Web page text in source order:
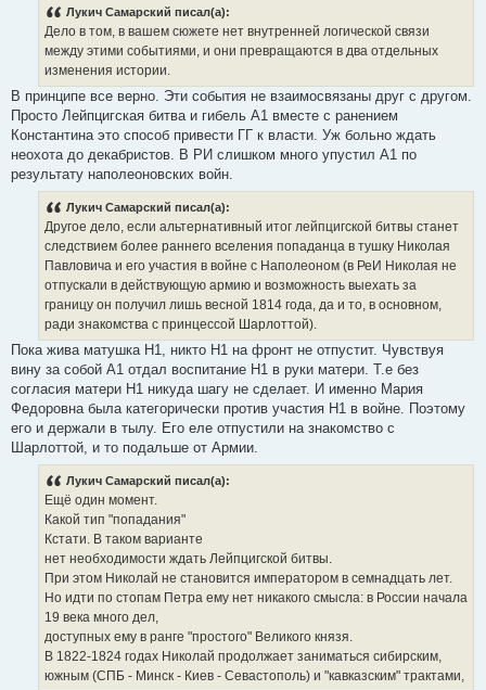
Лукич Самарский писал(а):
Дело в том, в вашем сюжете нет внутренней логической связи
между этими событиями, и они превращаются в два отдельных
изменения истории.
В принципе все верно. Эти события не взаимосвязаны друг с другом.
Просто Лейпцигская битва и гибель А1 вместе с ранением
Константина это способ привести ГГ к власти. Уж больно ждать
неохота до декабристов. В РИ слишком много упустил А1 по
результату наполеоновских войн.
Лукич Самарский писал(а):
Другое дело, если альтернативный итог лейпцигской битвы станет
следствием более раннего вселения попаданца в тушку Николая
Павловича и его участия в войне с Наполеоном (в РеИ Николая не
отпускали в действующую армию и возможность выехать за
границу он получил лишь весной 1814 года, да и то, в основном,
ради знакомства с принцессой Шарлоттой).
Пока жива матушка Н1, никто Н1 на фронт не отпустит. Чувствуя
вину за собой А1 отдал воспитание Н1 в руки матери. Т.е без
согласия матери Н1 никуда шагу не сделает. И именно Мария
Федоровна была категорически против участия Н1 в войне. Поэтому
его и держали в тылу. Его еле отпустили на знакомство с
Шарлоттой, и то подальше от Армии.
Лукич Самарский писал(а):
Ещё один момент.
Какой тип "попадания"
Кстати. В таком варианте
нет необходимости ждать Лейпцигской битвы.
При этом Николай не становится императором в семнадцать лет.
Но идти по стопам Петра ему нет никакого смысла: в России начала
19 века много дел,
доступных ему в ранге "простого" Великого князя.
В 1822-1824 годах Николай продолжает заниматься сибирским,
южным (СПБ - Минск - Киев - Севастополь) и "кавказским" трактами,